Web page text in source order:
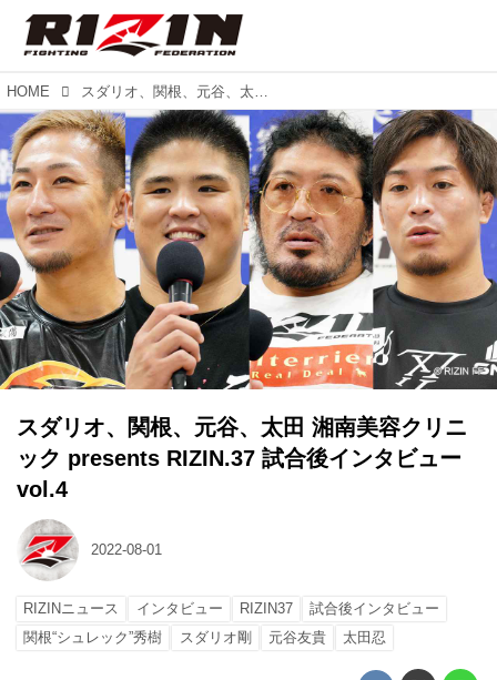
HOME スダリオ、関根、元谷、太田 湘南美容クリニック presents RIZIN.37 試合後インタビュー vol.4
スダリオ、関根、元谷、太田 湘南美容クリニ
ック presents RIZIN.37 試合後インタビュー
vol.4
2022-08-01
RIZINニュース インタビュー RIZIN37
試合後インタビュー
関根“シュレック”秀樹
スダリオ剛 元谷友貴 太田忍